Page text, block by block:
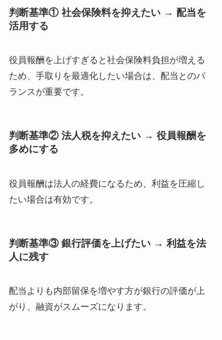
判断基準① 社会保険料を抑えたい → 配当を
活用する
役員報酬を上げすぎると社会保険料負担が増える
ため、手取りを最適化したい場合は、配当とのバ
ランスが重要です。
判断基準② 法人税を抑えたい → 役員報酬を
多めにする
役員報酬は法人の経費になるため、利益を圧縮し
たい場合は有効です。
判断基準③ 銀行評価を上げたい → 利益を法
人に残す
配当よりも内部留保を増やす方が銀行の評価が上
がり、融資がスムーズになります。